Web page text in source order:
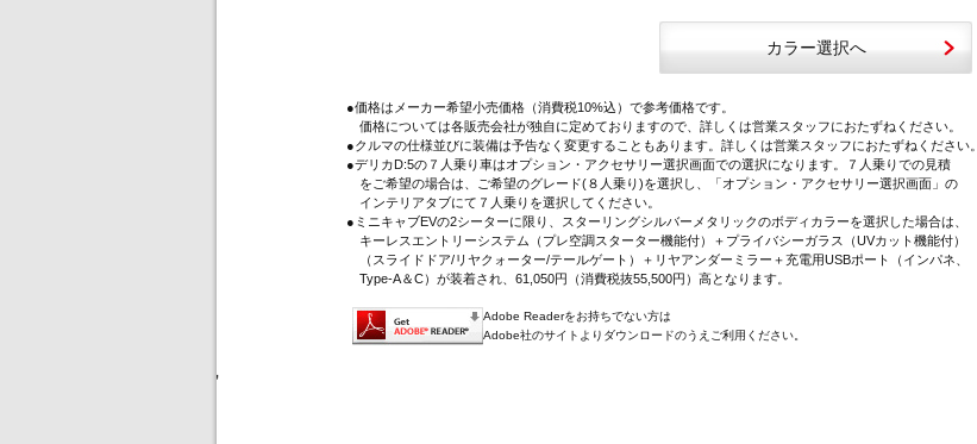
カラー選択へ
●価格はメーカー希望小売価格（消費税10%込）で参考価格です。
価格については各販売会社が独自に定めておりますので、詳しくは営業スタッフにおたずねください。
●クルマの仕様並びに装備は予告なく変更することもあります。詳しくは営業スタッフにおたずねください。
●デリカD:5の７人乗り車はオプション・アクセサリー選択画面での選択になります。７人乗りでの見積
をご希望の場合は、ご希望のグレード(８人乗り)を選択し、「オプション・アクセサリー選択画面」の
インテリアタブにて７人乗りを選択してください。
●ミニキャブEVの2シーターに限り、スターリングシルバーメタリックのボディカラーを選択した場合は、
キーレスエントリーシステム（プレ空調スターター機能付）＋プライバシーガラス（UVカット機能付）
（スライドドア/リヤクォーター/テールゲート）＋リヤアンダーミラー＋充電用USBポート（インパネ、
Type-A＆C）が装着され、61,050円（消費税抜55,500円）高となります。
Adobe Readerをお持ちでない方は
Adobe社のサイトよりダウンロードのうえご利用ください。
'